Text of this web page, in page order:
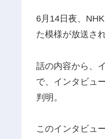
6月14日夜、
た模様が放送され
話の内容から、
で、インタビュ
判明。
このインタビュ